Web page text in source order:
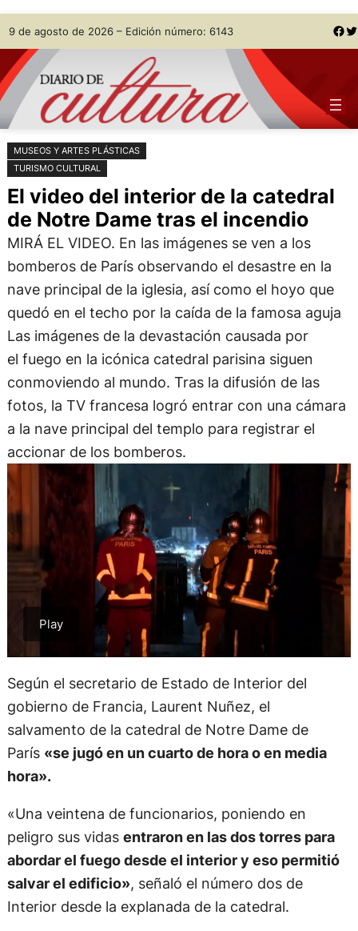
Saltar
al
contenido
Skip
to
content
9 de agosto de 2026 – Edición número: 6143 Facebook Twitter
MUSEOS Y ARTES PLÁSTICAS
TURISMO CULTURAL
El video del interior de la catedral
de Notre Dame tras el incendio
MIRÁ EL VIDEO. En las imágenes se ven a los
bomberos de París observando el desastre en la
nave principal de la iglesia, así como el hoyo que
quedó en el techo por la caída de la famosa aguja
Las imágenes de la devastación causada por
el fuego en la icónica catedral parisina siguen
conmoviendo al mundo. Tras la difusión de las
fotos, la TV francesa logró entrar con una cámara
a la nave principal del templo para registrar el
accionar de los bomberos.
Según el secretario de Estado de Interior del
gobierno de Francia, Laurent Nuñez, el
salvamento de la catedral de Notre Dame de
París «se jugó en un cuarto de hora o en media
hora».
«Una veintena de funcionarios, poniendo en
peligro sus vidas entraron en las dos torres para
abordar el fuego desde el interior y eso permitió
salvar el edificio», señaló el número dos de
Interior desde la explanada de la catedral.